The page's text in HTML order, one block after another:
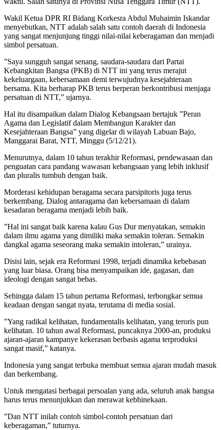
Wakil Ketua DPR RI Bidang Korkesra Abdul Muhaimin Iskandar
menyebutkan, NTT adalah salah satu contoh daerah di Indonesia
yang sangat menjunjung tinggi nilai-nilai keberagaman dan menjadi
simbol persatuan.
”Saya sungguh sangat senang, saudara-saudara dari Partai
Kebangkitan Bangsa (PKB) di NTT ini yang terus merajut
kekeluargaan, kebersamaan demi terwujudnya kesejahteraan
bersama. Kita berharap PKB terus berperan berkontribusi menjaga
persatuan di NTT,” ujarnya.
Hal itu disampaikan dalam Dialog Kebangsaan bertajuk ”Peran
Agama dan Legislatif dalam Membangun Karakter dan
Kesejahteraan Bangsa” yang digelar di wilayah Labuan Bajo,
Manggarai Barat, NTT, Minggu (5/12/21).
Menurutnya, dalam 10 tahun terakhir Reformasi, pendewasaan dan
penguatan cara pandang wawasan kebangsaan yang lebih inklusif
dan pluralis tumbuh dengan baik.
Morderasi kehidupan beragama secara parsipitoris juga terus
berkembang. Dialog antaragama dan kebersamaan di dalam
kesadaran beragama menjadi lebih baik.
”Hal ini sangat baik karena kalau Gus Dur menyatakan, semakin
dalam ilmu agama yang dimiliki maka semakin toleran. Semakin
dangkal agama seseorang maka semakin intoleran,” urainya.
Disisi lain, sejak era Reformasi 1998, terjadi dinamika kebebasan
yang luar biasa. Orang bisa menyampaikan ide, gagasan, dan
ideologi dengan sangat bebas.
Sehingga dalam 15 tahun pertama Reformasi, terbongkar semua
keadaan dengan sangat nyata, terutama di media sosial.
”Yang radikal kelihatan, fundamentalis kelihatan, yang teroris pun
kelihatan. 10 tahun awal Reformasi, puncaknya 2000-an, produksi
ajaran-ajaran kampanye kekerasan berbasis agama terproduksi
sangat masif,” katanya.
Indonesia yang sangat terbuka membuat semua ajaran mudah masuk
dan berkembang.
Untuk mengatasi berbagai persoalan yang ada, seluruh anak bangsa
harus terus menunjukkan dan merawat kebhinekaan.
”Dan NTT inilah contoh simbol-contoh persatuan dari
keberagaman,” tuturnya.